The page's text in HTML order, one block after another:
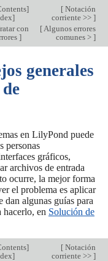
]
]
[Notación
corriente >> ]
con
]
[Algunos errores
comunes > ]
generales
en LilyPond puede
personas
gráficos,
archivos de entrada
ocurre, la mejor forma
el problema es aplicar
dan algunas guías para
hacerlo, en Solución de
]
]
[Notación
corriente >> ]